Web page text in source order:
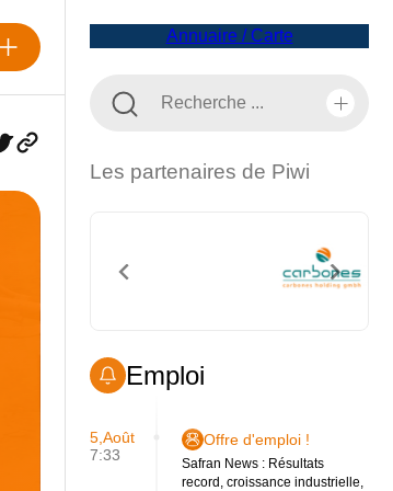
Annuaire / Carte
Les partenaires de Piwi
Emploi
5,Août
7:33
Offre d'emploi !
Safran News : Résultats
record, croissance industrielle,